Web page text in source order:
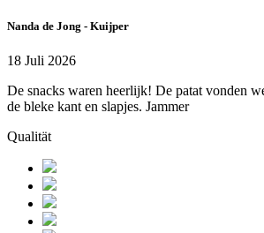
Nanda de Jong - Kuijper
18 Juli 2026
De snacks waren heerlijk! De patat vonden
de bleke kant en slapjes. Jammer
Qualität